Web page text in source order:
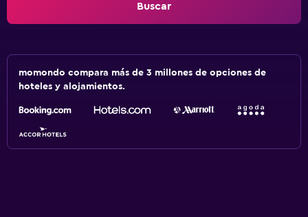
Buscar
momondo compara más de 3 millones de opciones de
hoteles y alojamientos.